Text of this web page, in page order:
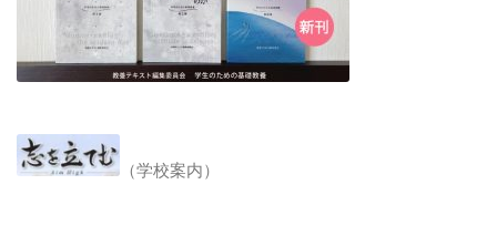
（学校案内）